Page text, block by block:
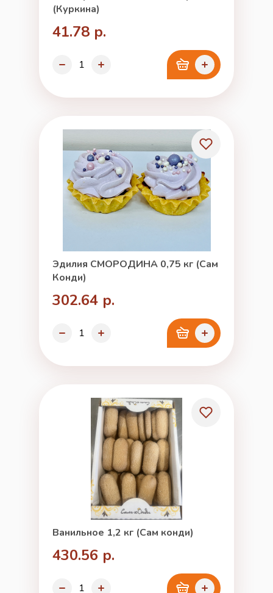
(Куркина)
41.78 р.
Эдилия СМОРОДИНА 0,75 кг (Сам
Конди)
302.64 р.
Ванильное 1,2 кг (Сам конди)
430.56 р.